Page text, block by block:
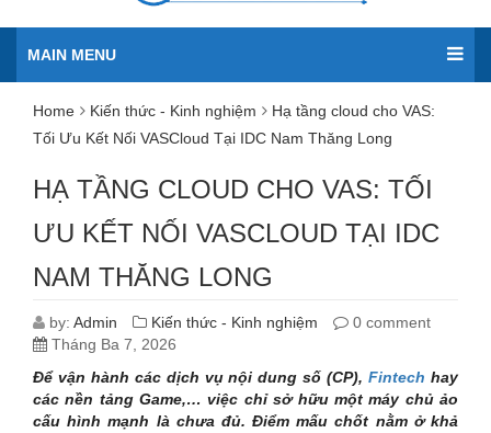
MAIN MENU
Home Kiến thức - Kinh nghiệm
Hạ tầng cloud cho VAS:
Tối Ưu Kết Nối VASCloud Tại IDC Nam Thăng Long
HẠ TẦNG CLOUD CHO VAS: TỐI
ƯU KẾT NỐI VASCLOUD TẠI IDC
NAM THĂNG LONG
by: Admin Kiến thức - Kinh nghiệm
0 comment
Tháng Ba 7, 2026
Để vận hành các dịch vụ nội dung số (CP),Fintech hay
các nền tảng Game,… việc chỉ sở hữu một máy chủ ảo
cấu hình mạnh là chưa đủ. Điểm mấu chốt nằm ở khả